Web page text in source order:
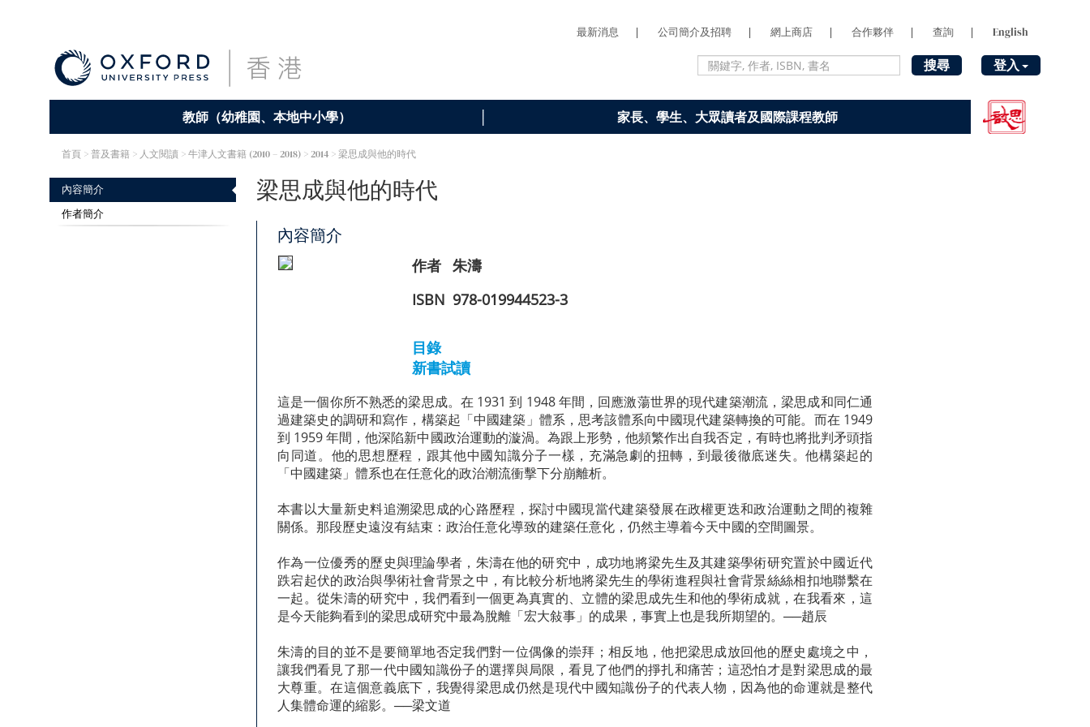
最新消息 | 公司簡介及招聘 | 網上商店 | 合作夥伴 | 查詢 | English
搜尋 登入
教師（幼稚園、本地中小學） 家長、學生、大眾讀者及國際課程教師
首頁 > 普及書籍 > 人文閱讀 >牛津人文書籍 (2010 – 2018) > 2014 > 梁思成與他的時代
內容簡介
作者簡介
梁思成與他的時代
內容簡介
作者 朱濤
ISBN 978-019944523-3
目錄
新書試讀
這是一個你所不熟悉的梁思成。在 1931 到 1948 年間，回應激蕩世界的現代建築潮流，梁思成和同仁通
過建築史的調研和寫作，構築起「中國建築」體系，思考該體系向中國現代建築轉換的可能。而在 1949
到 1959 年間，他深陷新中國政治運動的漩渦。為跟上形勢，他頻繁作出自我否定，有時也將批判矛頭指
向同道。他的思想歷程，跟其他中國知識分子一樣，充滿急劇的扭轉，到最後徹底迷失。他構築起的
「中國建築」體系也在任意化的政治潮流衝擊下分崩離析。
本書以大量新史料追溯梁思成的心路歷程，探討中國現當代建築發展在政權更迭和政治運動之間的複雜
關係。那段歷史遠沒有結束：政治任意化導致的建築任意化，仍然主導着今天中國的空間圖景。
作為一位優秀的歷史與理論學者，朱濤在他的研究中，成功地將梁先生及其建築學術研究置於中國近代
跌宕起伏的政治與學術社會背景之中，有比較分析地將梁先生的學術進程與社會背景絲絲相扣地聯繫在
一起。從朱濤的研究中，我們看到一個更為真實的、立體的梁思成先生和他的學術成就，在我看來，這
是今天能夠看到的梁思成研究中最為脫離「宏大敍事」的成果，事實上也是我所期望的。──趙辰
朱濤的目的並不是要簡單地否定我們對一位偶像的崇拜；相反地，他把梁思成放回他的歷史處境之中，
讓我們看見了那一代中國知識份子的選擇與局限，看見了他們的掙扎和痛苦；這恐怕才是對梁思成的最
大尊重。在這個意義底下，我覺得梁思成仍然是現代中國知識份子的代表人物，因為他的命運就是整代
人集體命運的縮影。──梁文道